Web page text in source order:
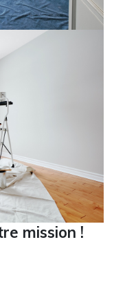
mission !